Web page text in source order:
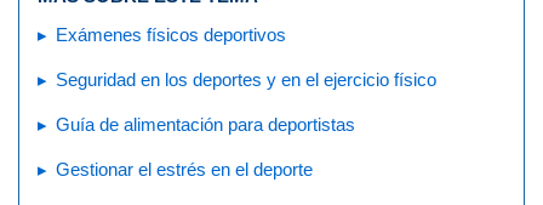
Exámenes físicos deportivos
Seguridad en los deportes y en el ejercicio físico
Guía de alimentación para deportistas
Gestionar el estrés en el deporte